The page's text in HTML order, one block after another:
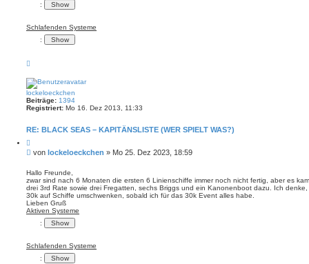
:
Schlafenden Systeme
:
c
h
o
b
e
lockeloeckchen
Beiträge: 1394
Registriert: Mo 16. Dez 2013, 11:33
RE: BLACK SEAS – KAPITÄNSLISTE (WER SPIELT WAS?)
i
t
e
r
e
n
B
i
t
r
a
g
von lockeloeckchen » Mo 25. Dez 2023, 18:59
Hallo Freunde,
zwar sind nach 6 Monaten die ersten 6 Linienschiffe immer noch nicht fertig, aber es
drei 3rd Rate sowie drei Fregatten, sechs Briggs und ein Kanonenboot dazu. Ich
30k auf Schiffe umschwenken, sobald ich für das 30k Event alles habe.
Lieben Gruß
Aktiven Systeme
:
Schlafenden Systeme
: